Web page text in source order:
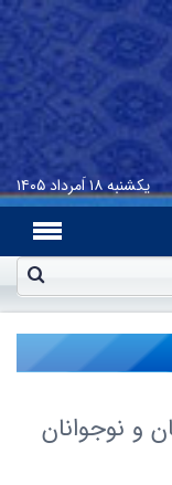
یکشنبه۱۸ اَمرداد ۱۴۰۵
و نوجوانان